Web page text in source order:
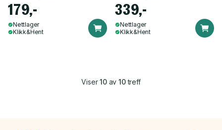
179,-
Nettlager
Klikk&Hent
339,-
Nettlager
Klikk&Hent
Viser10av 10treff